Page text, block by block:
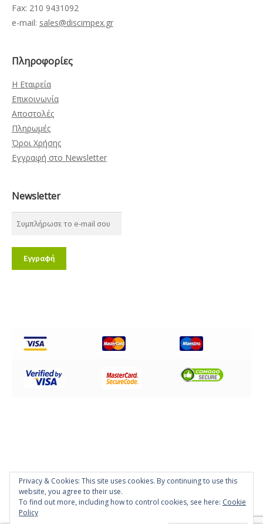
Fax: 210 9431092
e-mail: sales@discimpex.gr
Πληροφορίες
Η Εταιρεία
Επικοινωνία
Αποστολές
Πληρωμές
Όροι Χρήσης
Εγγραφή στο Newsletter
Newsletter
© Disc Impex Hellas 2026
Powered byPapaki Managed WordPress with WooCommerce
Privacy & Cookies: This site uses cookies. By continuing to use this
website, you agree to their use.
To find out more, including how to control cookies, see here: Cookie
Policy